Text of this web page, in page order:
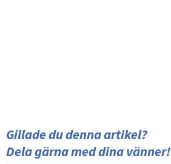
Gillade du denna artikel?
Dela gärna med dina vänner!